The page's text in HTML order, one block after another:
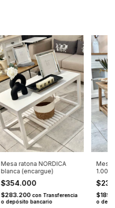
Mesa ratona NORDICA
blanca (encargue)
$354.000
$283.200 con Transferencia
o depósito bancario
Mesa
1.00
o